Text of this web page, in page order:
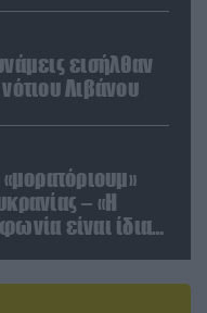
εισήλθαν
Λιβάνου
– «Η
είναι ίδια